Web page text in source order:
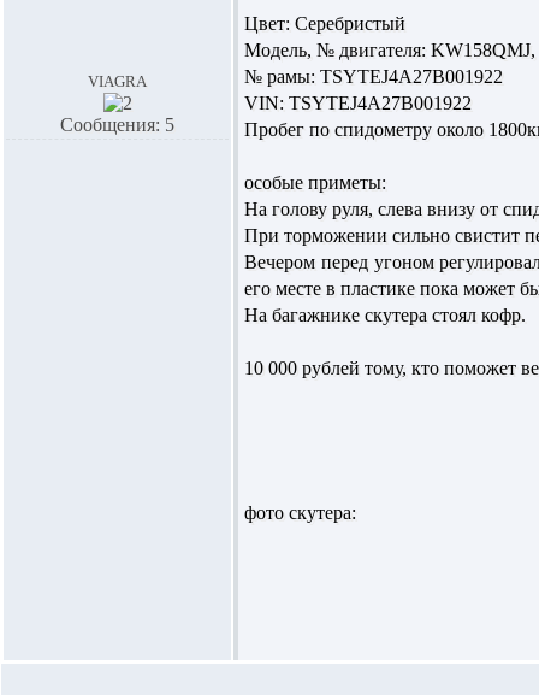
viagra
Сообщения: 5
Цвет: Серебристый
Модель, № двигателя: KW158QMJ,
№ рамы: TSYTEJ4A27B001922
VIN: TSYTEJ4A27B001922
Пробег по спидометру около
особые приметы:
На голову руля, слева внизу от
При торможении сильно свистит
Вечером перед угоном
его месте в пластике пока может
На багажнике скутера стоял кофр.
10 000 рублей тому, кто поможет
фото скутера: